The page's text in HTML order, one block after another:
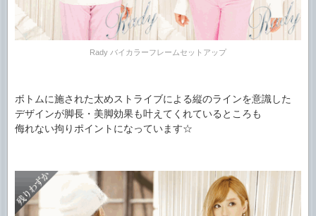
Rady バイカラーフレームセットアップ
ボトムに施された太めストライブによる縦のラインを意識した
デザインが脚長・美脚効果も叶えてくれているところも
侮れない拘りポイントになっています☆